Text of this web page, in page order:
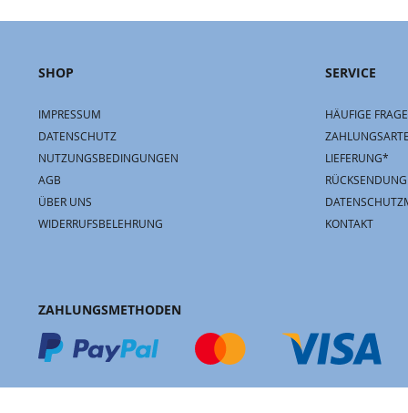
SHOP
IMPRESSUM
DATENSCHUTZ
NUTZUNGSBEDINGUNGEN
AGB
ÜBER UNS
WIDERRUFSBELEHRUNG
SERVICE
HÄUFIGE
LIEFERUNG*
KONTAKT
ZAHLUNGSMETHODEN